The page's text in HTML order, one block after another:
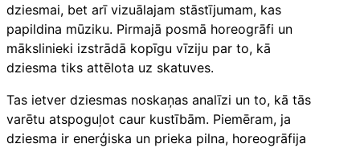
dziesmai, bet arī vizuālajam stāstījumam, kas
papildina mūziku. Pirmajā posmā horeogrāfi un
mākslinieki izstrādā kopīgu vīziju par to, kā
dziesma tiks attēlota uz skatuves.
Tas ietver dziesmas noskaņas analīzi un to, kā tās
varētu atspoguļot caur kustībām. Piemēram, ja
dziesma ir enerģiska un prieka pilna, horeogrāfija